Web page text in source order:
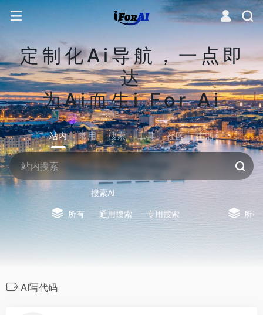
定制化Ai导航，一点即
达
为Ai而生i For Ai
站内 常用 搜索 工具 社区 生活
搜索AI
所有 通用搜索 专用搜索 所有
AI写代码